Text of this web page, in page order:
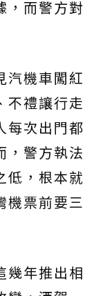
，而警方對
汽機車闖紅
不禮讓行走
每次出門都
，警方執法
低，根本就
機票前要三
幾年推出相